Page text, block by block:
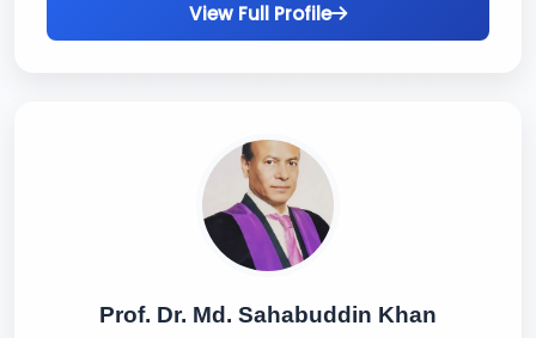
View Full Profile
Prof. Dr. Md. Sahabuddin Khan